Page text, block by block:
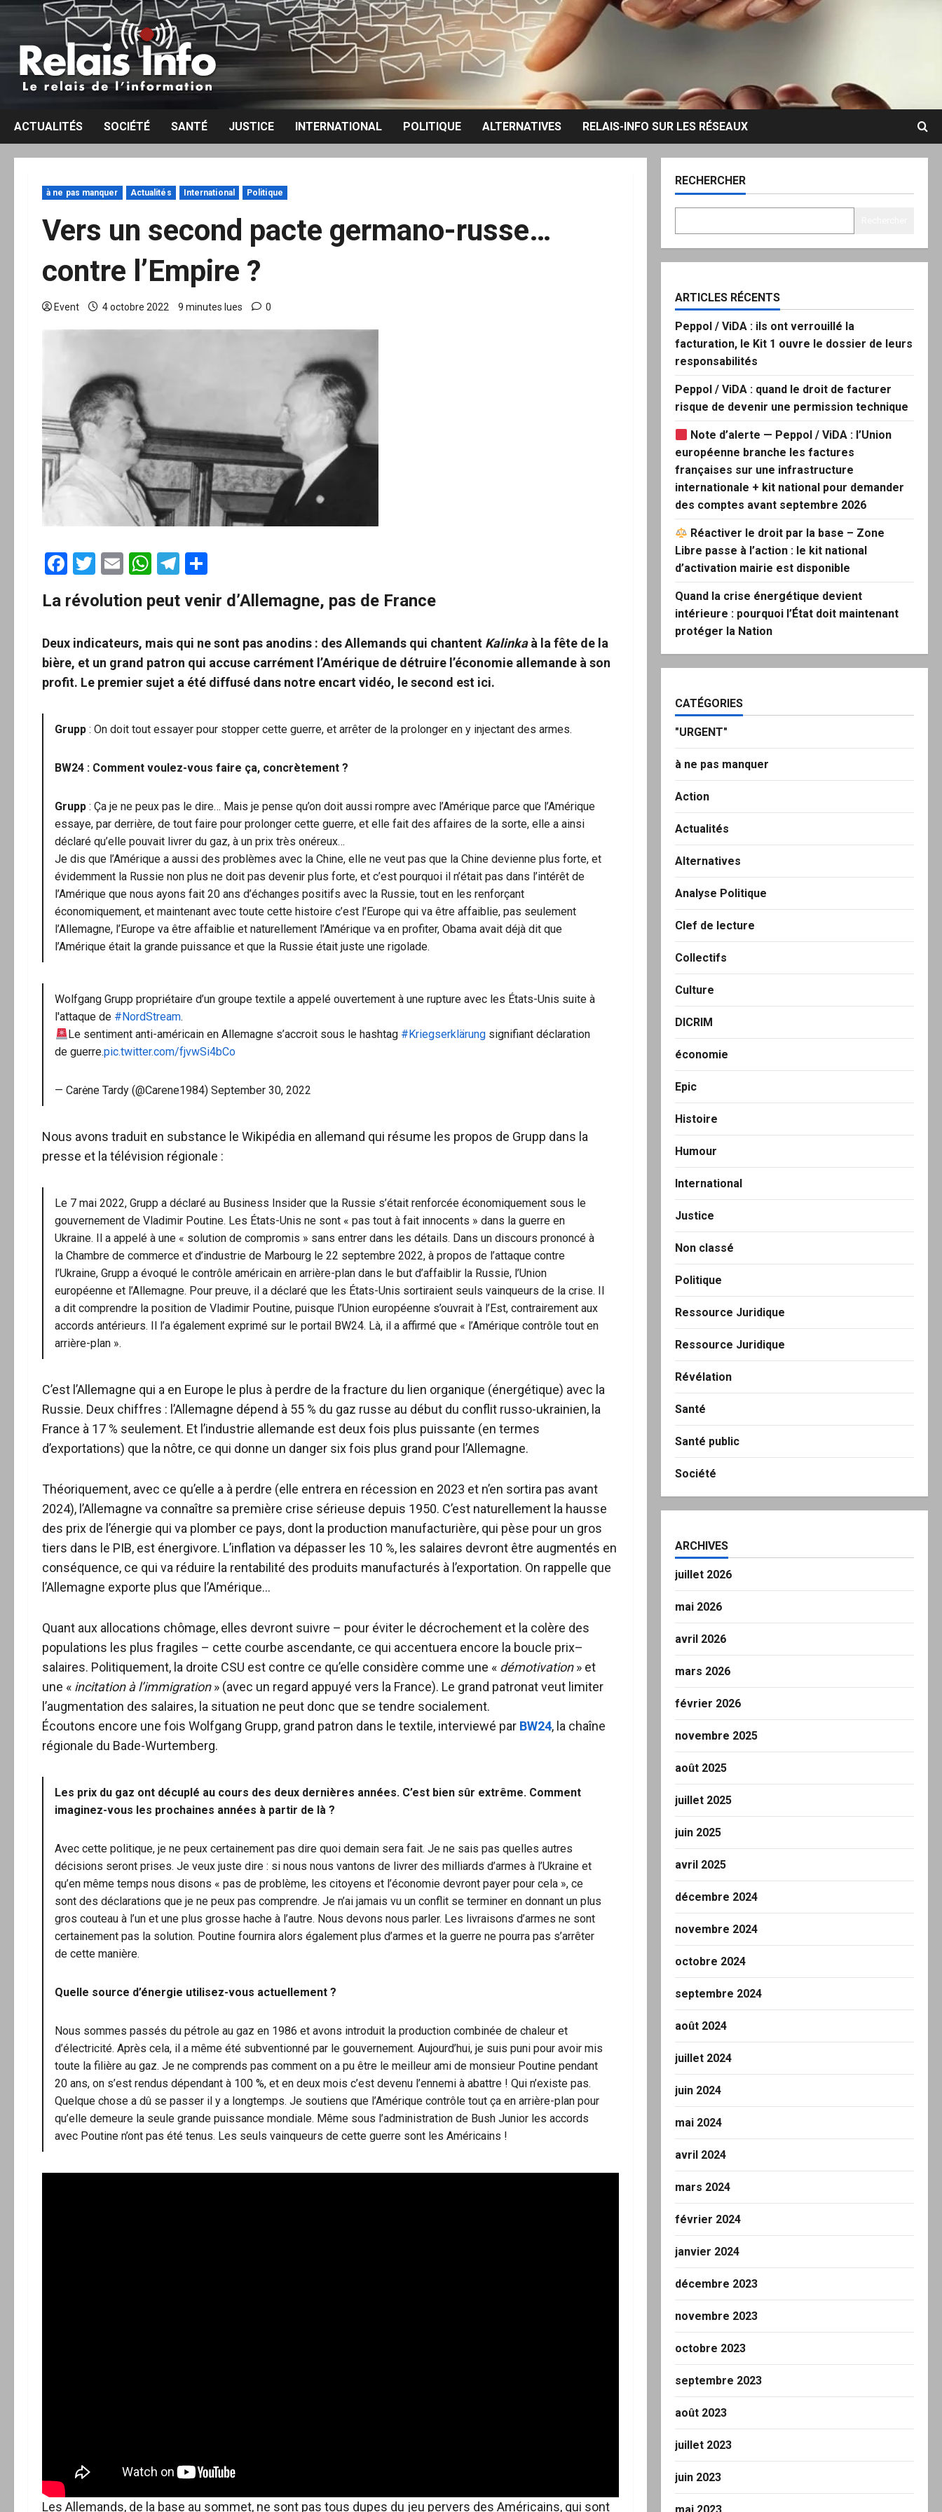
Aller
contenu
ACTUALITÉS SOCIÉTÉ SANTÉ JUSTICE INTERNATIONAL POLITIQUE ALTERNATIVES RELAIS-INFO SUR LES RÉSEAUX
à ne pas manquer Actualités International Politique
Vers un second pacte germano-russe…
contre l’Empire ?
Event 4 octobre 2022 9 minutes lues 0
Facebook
Twitter
EmailWhatsApp
Telegram
La révolution peut venir d’Allemagne, pas de France
Deux indicateurs, mais qui ne sont pas anodins : des Allemands qui chantent Kalinkaà la fête de la
bière, et un grand patron qui accuse carrément l’Amérique de détruire l’économie allemande à son
profit. Le premier sujet a été diffusé dans notre encart vidéo, le second est ici.
Grupp : On doit tout essayer pour stopper cette guerre, et arrêter de la prolonger en y injectant des armes.
BW24 : Comment voulez-vous faire ça, concrètement ?
Grupp : Ça je ne peux pas le dire… Mais je pense qu’on doit aussi rompre avec l’Amérique parce que l’Amérique
essaye, par derrière, de tout faire pour prolonger cette guerre, et elle fait des affaires de la sorte, elle a ainsi
déclaré qu’elle pouvait livrer du gaz, à un prix très onéreux…
Je dis que l’Amérique a aussi des problèmes avec la Chine, elle ne veut pas que la Chine devienne plus forte, et
évidemment la Russie non plus ne doit pas devenir plus forte, et c’est pourquoi il n’était pas dans l’intérêt de
l’Amérique que nous ayons fait 20 ans d’échanges positifs avec la Russie, tout en les renforçant
économiquement, et maintenant avec toute cette histoire c’est l’Europe qui va être affaiblie, pas seulement
l’Allemagne, l’Europe va être affaiblie et naturellement l’Amérique va en profiter, Obama avait déjà dit que
l’Amérique était la grande puissance et que la Russie était juste une rigolade.
Wolfgang Grupp propriétaire d’un groupe textile a appelé ouvertement à une rupture avec les États-Unis suite à
l'attaque de #NordStream.
Le sentiment anti-américain en Allemagne s’accroit sous le hashtag #Kriegserklärungsignifiant déclaration
de guerre.pic.twitter.com/fjvwSi4bCo
— Carėne Tardy (@Carene1984)September 30, 2022
Nous avons traduit en substance le Wikipédia en allemand qui résume les propos de Grupp dans la
presse et la télévision régionale :
Le 7 mai 2022, Grupp a déclaré au Business Insider que la Russie s’était renforcée économiquement sous le
gouvernement de Vladimir Poutine. Les États-Unis ne sont « pas tout à fait innocents » dans la guerre en
Ukraine. Il a appelé à une « solution de compromis » sans entrer dans les détails. Dans un discours prononcé à
la Chambre de commerce et d’industrie de Marbourg le 22 septembre 2022, à propos de l’attaque contre
l’Ukraine, Grupp a évoqué le contrôle américain en arrière-plan dans le but d’affaiblir la Russie, l’Union
européenne et l’Allemagne. Pour preuve, il a déclaré que les États-Unis sortiraient seuls vainqueurs de la crise. Il
a dit comprendre la position de Vladimir Poutine, puisque l’Union européenne s’ouvrait à l’Est, contrairement aux
accords antérieurs. Il l’a également exprimé sur le portail BW24. Là, il a affirmé que « l’Amérique contrôle tout en
arrière-plan ».
C’est l’Allemagne qui a en Europe le plus à perdre de la fracture du lien organique (énergétique) avec la
Russie. Deux chiffres : l’Allemagne dépend à 55 % du gaz russe au début du conflit russo-ukrainien, la
France à 17 % seulement. Et l’industrie allemande est deux fois plus puissante (en termes
d’exportations) que la nôtre, ce qui donne un danger six fois plus grand pour l’Allemagne.
Théoriquement, avec ce qu’elle a à perdre (elle entrera en récession en 2023 et n’en sortira pas avant
2024), l’Allemagne va connaître sa première crise sérieuse depuis 1950. C’est naturellement la hausse
des prix de l’énergie qui va plomber ce pays, dont la production manufacturière, qui pèse pour un gros
tiers dans le PIB, est énergivore. L’inflation va dépasser les 10 %, les salaires devront être augmentés en
conséquence, ce qui va réduire la rentabilité des produits manufacturés à l’exportation. On rappelle que
l’Allemagne exporte plus que l’Amérique…
Quant aux allocations chômage, elles devront suivre – pour éviter le décrochement et la colère des
populations les plus fragiles – cette courbe ascendante, ce qui accentuera encore la boucle prix–
salaires. Politiquement, la droite CSU est contre ce qu’elle considère comme une « démotivation» et
une « incitation à l’immigration» (avec un regard appuyé vers la France). Le grand patronat veut limiter
l’augmentation des salaires, la situation ne peut donc que se tendre socialement.
Écoutons encore une fois Wolfgang Grupp, grand patron dans le textile, interviewé par BW24, la chaîne
régionale du Bade-Wurtemberg.
Les prix du gaz ont décuplé au cours des deux dernières années. C’est bien sûr extrême. Comment
imaginez-vous les prochaines années à partir de là ?
Avec cette politique, je ne peux certainement pas dire quoi demain sera fait. Je ne sais pas quelles autres
décisions seront prises. Je veux juste dire : si nous nous vantons de livrer des milliards d’armes à l’Ukraine et
qu’en même temps nous disons « pas de problème, les citoyens et l’économie devront payer pour cela », ce
sont des déclarations que je ne peux pas comprendre. Je n’ai jamais vu un conflit se terminer en donnant un plus
gros couteau à l’un et une plus grosse hache à l’autre. Nous devons nous parler. Les livraisons d’armes ne sont
certainement pas la solution. Poutine fournira alors également plus d’armes et la guerre ne pourra pas s’arrêter
de cette manière.
Quelle source d’énergie utilisez-vous actuellement ?
Nous sommes passés du pétrole au gaz en 1986 et avons introduit la production combinée de chaleur et
d’électricité. Après cela, il a même été subventionné par le gouvernement. Aujourd’hui, je suis puni pour avoir mis
toute la filière au gaz. Je ne comprends pas comment on a pu être le meilleur ami de monsieur Poutine pendant
20 ans, on s’est rendus dépendant à 100 %, et en deux mois c’est devenu l’ennemi à abattre ! Qui n’existe pas.
Quelque chose a dû se passer il y a longtemps. Je soutiens que l’Amérique contrôle tout ça en arrière-plan pour
qu’elle demeure la seule grande puissance mondiale. Même sous l’administration de Bush Junior les accords
avec Poutine n’ont pas été tenus. Les seuls vainqueurs de cette guerre sont les Américains !
Les Allemands, de la base au sommet, ne sont pas tous dupes du jeu pervers des Américains, qui sont
RECHERCHER
ARTICLES RÉCENTS
Peppol / ViDA : ils ont verrouillé la
facturation, le Kit 1 ouvre le dossier de leurs
responsabilités
Peppol / ViDA : quand le droit de facturer
risque de devenir une permission technique
Note d’alerte — Peppol / ViDA : l’Union
européenne branche les factures
françaises sur une infrastructure
internationale + kit national pour demander
des comptes avant septembre 2026
Réactiver le droit par la base – Zone
Libre passe à l’action : le kit national
d’activation mairie est disponible
Quand la crise énergétique devient
intérieure : pourquoi l’État doit maintenant
protéger la Nation
CATÉGORIES
"URGENT"
à ne pas manquer
Action
Actualités
Alternatives
Analyse Politique
Clef de lecture
Collectifs
Culture
DICRIM
économie
Epic
Histoire
Humour
International
Justice
Non classé
Politique
Ressource Juridique
Ressource Juridique
Révélation
Santé
Santé public
Société
ARCHIVES
juillet 2026
mai 2026
avril 2026
mars 2026
février 2026
novembre 2025
août 2025
juillet 2025
juin 2025
avril 2025
décembre 2024
novembre 2024
octobre 2024
septembre 2024
août 2024
juillet 2024
juin 2024
mai 2024
avril 2024
mars 2024
février 2024
janvier 2024
décembre 2023
novembre 2023
octobre 2023
septembre 2023
août 2023
juillet 2023
juin 2023